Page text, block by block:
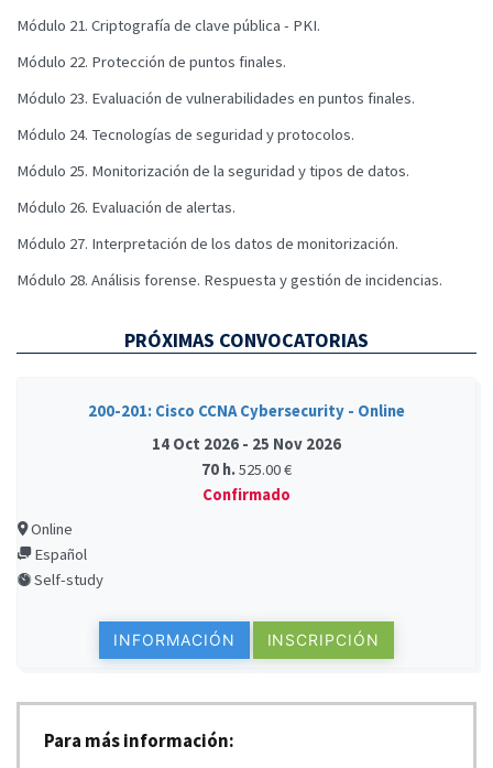
Módulo 21. Criptografía de clave pública - PKI.
Módulo 22. Protección de puntos finales.
Módulo 23. Evaluación de vulnerabilidades en puntos finales.
Módulo 24. Tecnologías de seguridad y protocolos.
Módulo 25. Monitorización de la seguridad y tipos de datos.
Módulo 26. Evaluación de alertas.
Módulo 27. Interpretación de los datos de monitorización.
Módulo 28. Análisis forense. Respuesta y gestión de incidencias.
PRÓXIMAS CONVOCATORIAS
200-201: Cisco CCNA Cybersecurity - Online
14 Oct 2026 - 25 Nov 2026
70 h.525.00 €
Confirmado
Online
Español
Self-study
INFORMACIÓN INSCRIPCIÓN
Para más información: